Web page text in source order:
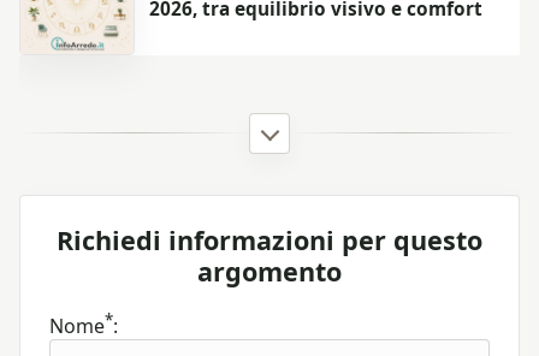
2026, tra equilibrio visivo e comfort
Richiedi informazioni per questo
argomento
Nome*: